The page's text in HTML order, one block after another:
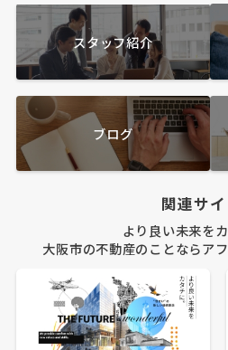
スタッフ紹介
ブログ
関連サ
より良い未来をカ
大阪市の不動産のことならア